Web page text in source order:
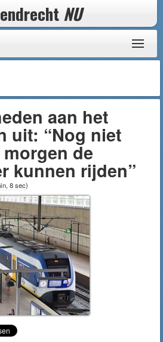
NU
aan het
uit: “Nog niet
de
kunnen rijden”
8 sec)